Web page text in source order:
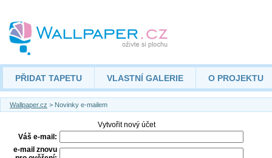
PŘIDAT TAPETU VLASTNÍ GALERIE O PROJEKTU
Wallpaper.cz > Novinky e-mailem